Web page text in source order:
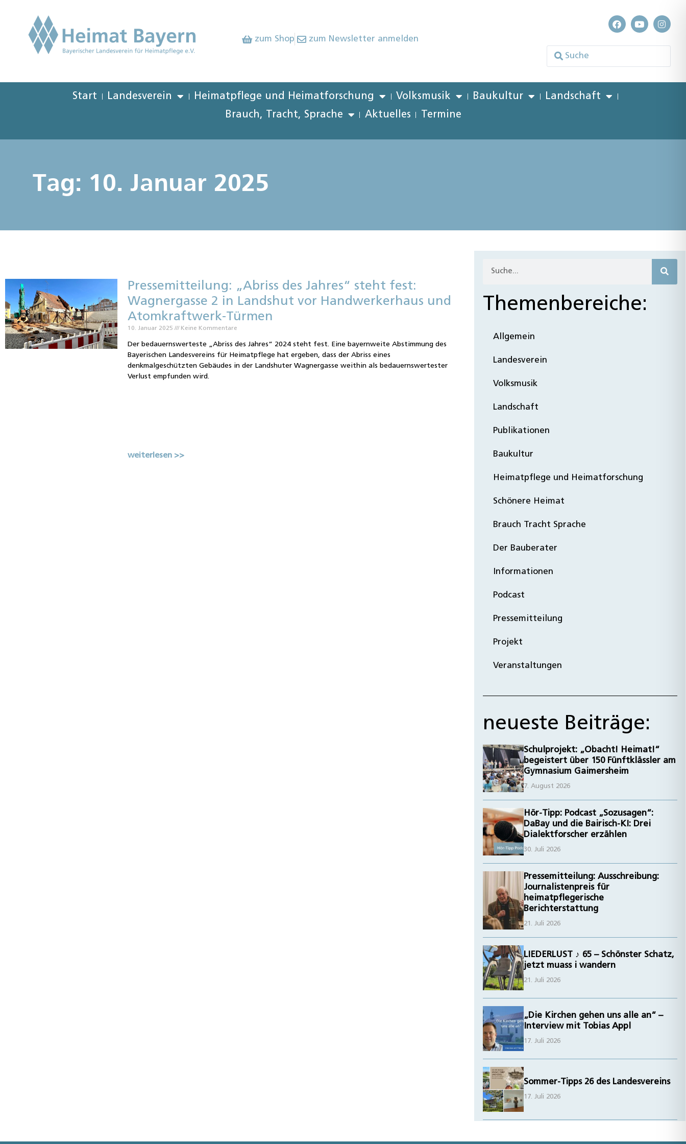
zum Shop zum Newsletter anmelden
Start Landesverein Heimatpflege und Heimatforschung Volksmusik Baukultur
Landschaft
Brauch, Tracht, Sprache
Aktuelles Termine
Tag: 10. Januar 2025
Pressemitteilung: „Abriss des Jahres“ steht fest:
Wagnergasse 2 in Landshut vor Handwerkerhaus und
Atomkraftwerk-Türmen
10. Januar 2025 Keine Kommentare
Der bedauernswerteste „Abriss des Jahres“ 2024 steht fest. Eine bayernweite Abstimmung des
Bayerischen Landesvereins für Heimatpflege hat ergeben, dass der Abriss eines
denkmalgeschützten Gebäudes in der Landshuter Wagnergasse weithin als bedauernswertester
Verlust empfunden wird.
weiterlesen >>
Themenbereiche:
Allgemein
Landesverein
Volksmusik
Landschaft
Publikationen
Baukultur
Heimatpflege und Heimatforschung
Schönere Heimat
Brauch Tracht Sprache
Der Bauberater
Informationen
Podcast
Pressemitteilung
Projekt
Veranstaltungen
neueste Beiträge:
Schulprojekt: „Obacht! Heimat!“
begeistert über 150 Fünftklässler am
Gymnasium Gaimersheim
7. August 2026
Hör-Tipp: Podcast „Sozusagen“:
DaBay und die Bairisch-KI: Drei
Dialektforscher erzählen
30. Juli 2026
Pressemitteilung: Ausschreibung:
Journalistenpreis für
heimatpflegerische
Berichterstattung
21. Juli 2026
LIEDERLUST ♪ 65 – Schönster Schatz,
jetzt muass i wandern
21. Juli 2026
„Die Kirchen gehen uns alle an“ –
Interview mit Tobias Appl
17. Juli 2026
Sommer-Tipps 26 des Landesvereins
17. Juli 2026